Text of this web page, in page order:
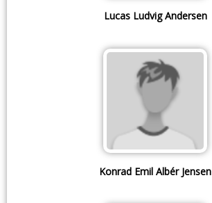
Lucas Ludvig Andersen
Konrad Emil Albér Jensen